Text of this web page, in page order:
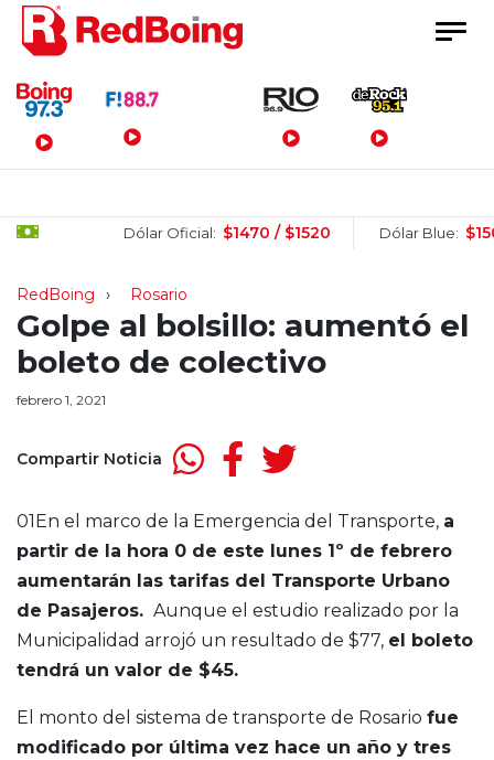
Menú Principal
Dólar Oficial: $1470 / $1520 Dólar Blue: $1505 /
RedBoing Rosario
Golpe al bolsillo: aumentó el
boleto de colectivo
febrero 1, 2021
Compartir Noticia
01En el marco de la Emergencia del Transporte, a
partir de la hora 0 de este lunes 1º de febrero
aumentarán las tarifas del Transporte Urbano
de Pasajeros. Aunque el estudio realizado por la
Municipalidad arrojó un resultado de $77, el boleto
tendrá un valor de $45.
El monto del sistema de transporte de Rosario fue
modificado por última vez hace un año y tres